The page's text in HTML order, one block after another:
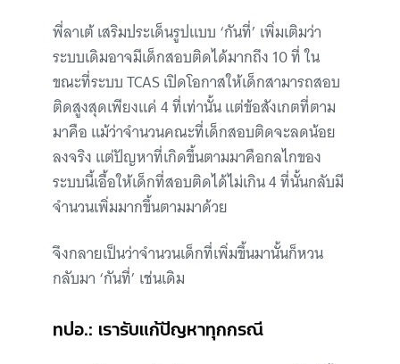
พี่ลาเต้ เสริมประเด็นรูปแบบ ‘กันที่’ เพิ่มเติมว่า
ระบบเดิมอาจมีเด็กสอบติดได้มากถึง 10 ที่ ใน
ขณะที่ระบบ TCAS เปิดโอกาสให้เด็กสามารถสอบ
ติดสูงสุดเพียงแค่ 4 ที่เท่านั้น แต่ข้อสังเกตที่ตาม
มาคือ แม้ว่าจำนวนคณะที่เด็กสอบติดจะลดน้อย
ลงจริง แต่ปัญหาที่เกิดขึ้นตามมาคือกลไกของ
ระบบนี้เอื้อให้เด็กที่สอบติดได้ไม่เกิน 4 ที่นั้นกลับมี
จำนวนเพิ่มมากขึ้นตามมาด้วย
จึงกลายเป็นว่าจำนวนเด็กที่เพิ่มขึ้นมานั้นก็หวน
กลับมา ‘กันที่’ เช่นเดิม
ทปอ.: เรารับแก้ปัญหาทุกกรณี